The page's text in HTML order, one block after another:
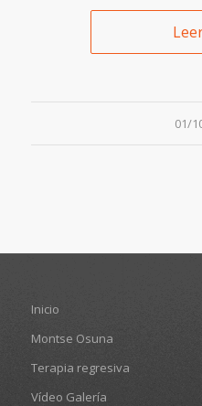
01/
Inicio
Montse Osuna
Terapia regresiva
Vídeo Galería